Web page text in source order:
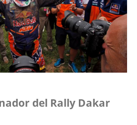
del Rally Dakar